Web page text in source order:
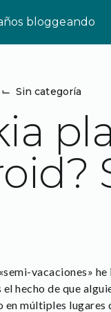
bloggeando
⌙ Sin categoría
vacaciones»
hecho de que
en múltiples